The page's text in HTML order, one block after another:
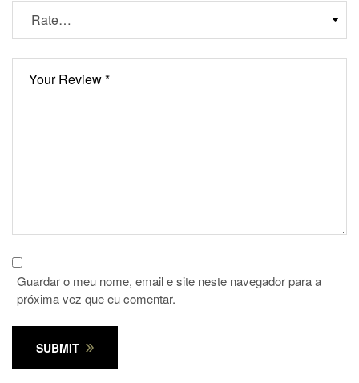
Guardar o meu nome, email e site neste navegador para a
próxima vez que eu comentar.
SUBMIT